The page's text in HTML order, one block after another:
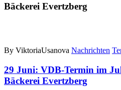
Bäckerei Evertzberg
By ViktoriaUsanova Nachrichten
29 Juni: VDB-Termin im
Bäckerei Evertzberg